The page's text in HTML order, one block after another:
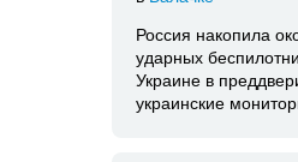
Россия накопила
ударных
Украине в
украинские